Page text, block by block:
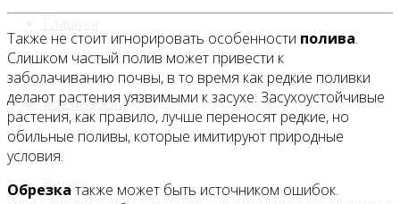
Все новости
Видео
Также не стоит игнорировать особенности полива.
Слишком частый полив может привести к
заболачиванию почвы, в то время как редкие поливки
делают растения уязвимыми к засухе. Засухоустойчивые
растения, как правило, лучше переносят редкие, но
обильные поливы, которые имитируют природные
условия.
Обрезка также может быть источником ошибок.